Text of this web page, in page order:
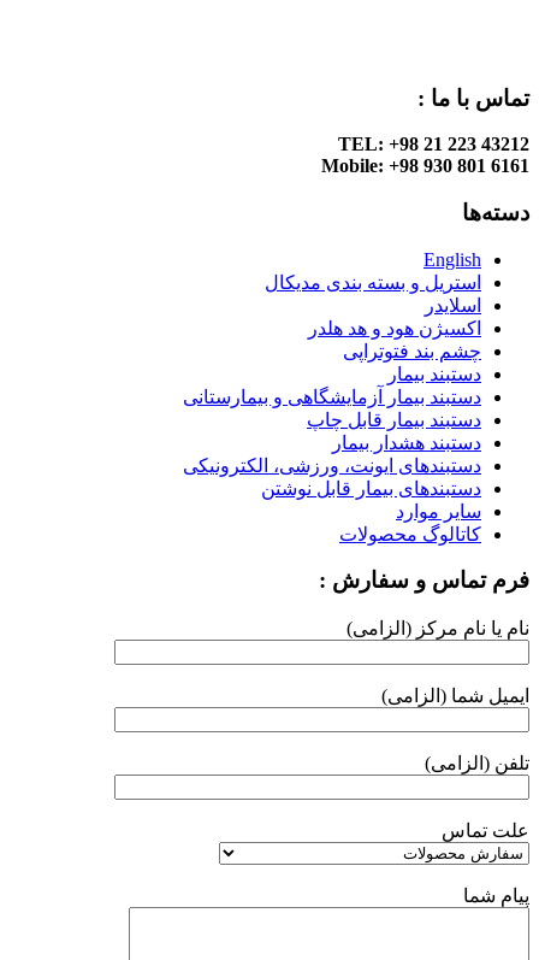
تماس با ما :
TEL: +98 21 223 43212
Mobile: +98 930 801 6161
دسته‌ها
English
استریل و بسته بندی مدیکال
اسلایدر
اکسیژن هود و هد هلدر
چشم بند فتوتراپی
دستبند بیمار
دستبند بیمار آزمایشگاهی و بیمارستانی
دستبند بیمار قابل چاپ
دستبند هشدار بیمار
دستبندهای ایونت، ورزشی، الکترونیکی
دستبندهای بیمار قابل نوشتن
سایر موارد
کاتالوگ محصولات
فرم تماس و سفارش :
نام یا نام مرکز (الزامی)
ایمیل شما (الزامی)
تلفن (الزامی)
علت تماس
پیام شما